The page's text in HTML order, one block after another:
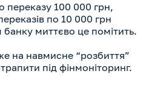
переказу 100 000 грн,
по 10 000 грн
миттєво це помітить.
на навмисне “розбиття”
під фінмоніторинг.